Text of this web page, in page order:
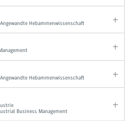
Hebammenwissenschaft
Hebammenwissenschaft
Business Management